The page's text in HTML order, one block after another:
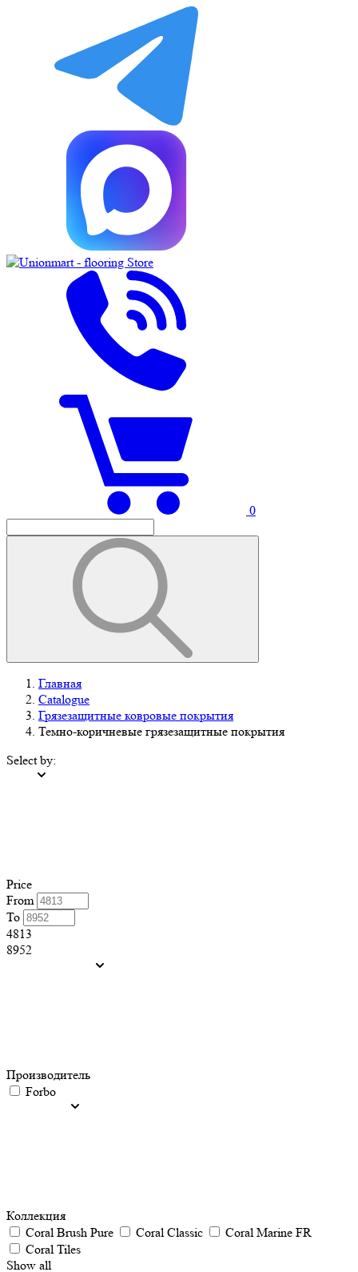
0
Главная
Catalogue
Грязезащитные ковровые покрытия
Темно-коричневые грязезащитные покрытия
Select by:
Price
From
To
4813
8952
Производитель
Forbo
Коллекция
Coral Brush Pure
Coral Classic
Coral Marine FR
Coral Tiles
Show all